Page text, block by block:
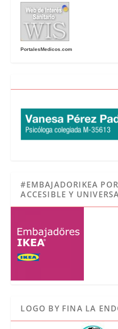
PortalesMedicos.com
#EMBAJADORIKEA
ACCESIBLE Y
LOGO BY FINA LA